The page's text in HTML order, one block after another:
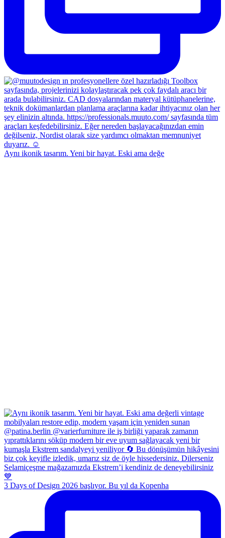
Aynı ikonik tasarım. Yeni bir hayat. Eski ama değe
3 Days of Design 2026 başlıyor. Bu yıl da Kopenha